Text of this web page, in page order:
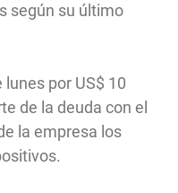
según su último
por US$ 10
de la deuda con el
la empresa los